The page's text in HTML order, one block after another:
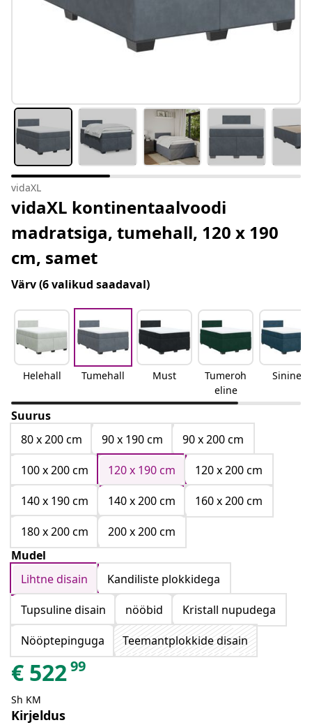
vidaXL
vidaXL kontinentaalvoodi
madratsiga, tumehall, 120 x 190
cm, samet
Värv(6 valikud saadaval)
Helehall Tumehall Must
Tumeroh
eline
Sinine
Suurus
80 x 200 cm
90 x 190 cm
90 x 200 cm
100 x 200 cm
120 x 190 cm
120 x 200 cm
140 x 190 cm
140 x 200 cm
160 x 200 cm
180 x 200 cm
200 x 200 cm
Mudel
Lihtne disain
Kandiliste plokkidega
Tupsuline disain
nööbid
Kristall nupudega
Nööptepinguga
Teemantplokkide disain
€ 52299
Sh KM
Kirjeldus